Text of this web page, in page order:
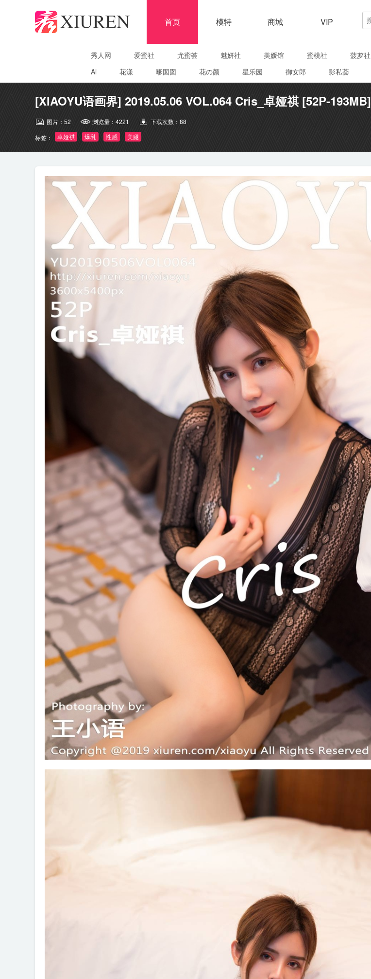
首页 模特 商城 VIP
秀人网 爱蜜社 尤蜜荟 魅妍社 美媛馆 蜜桃社 菠萝社
Ai
花漾 嗲囡囡 花の颜 星乐园 御女郎 影私荟
[XIAOYU语画界] 2019.05.06 VOL.064 Cris_卓娅祺 [52P-193MB]
图片： 52 浏览量： 4221 下载次数： 88
标签：
卓娅祺 爆乳 性感 美腿